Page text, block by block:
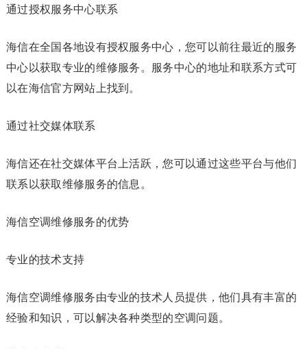
通过授权服务中心联系
海信在全国各地设有授权服务中心，您可以前往最近的服务
中心以获取专业的维修服务。服务中心的地址和联系方式可
以在海信官方网站上找到。
通过社交媒体联系
海信还在社交媒体平台上活跃，您可以通过这些平台与他们
联系以获取维修服务的信息。
海信空调维修服务的优势
专业的技术支持
海信空调维修服务由专业的技术人员提供，他们具有丰富的
经验和知识，可以解决各种类型的空调问题。